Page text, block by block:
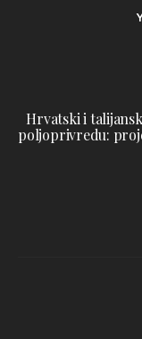
Hrvatski i
poljoprivredu: